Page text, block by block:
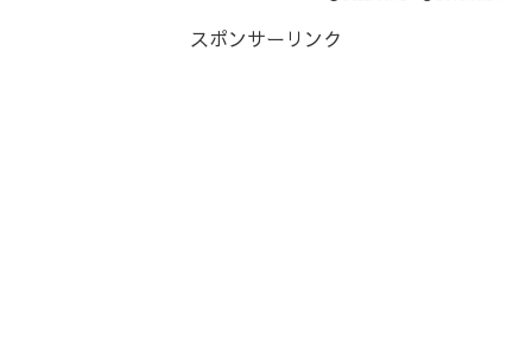
スポンサーリンク